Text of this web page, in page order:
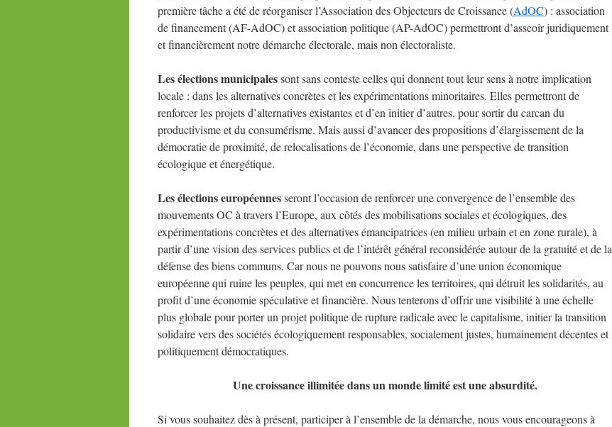
première tâche a été de réorganiser l’Association des Objecteurs de Croissance (AdOC) : association
de financement (AF-AdOC) et association politique (AP-AdOC) permettront d’asseoir juridiquement
et financièrement notre démarche électorale, mais non électoraliste.
Les élections municipalessont sans conteste celles qui donnent tout leur sens à notre implication
locale : dans les alternatives concrètes et les expérimentations minoritaires. Elles permettront de
renforcer les projets d’alternatives existantes et d’en initier d’autres, pour sortir du carcan du
productivisme et du consumérisme. Mais aussi d’avancer des propositions d’élargissement de la
démocratie de proximité, de relocalisations de l’économie, dans une perspective de transition
écologique et énergétique.
Les élections européennesseront l’occasion de renforcer une convergence de l’ensemble des
mouvements OC à travers l’Europe, aux côtés des mobilisations sociales et écologiques, des
expérimentations concrètes et des alternatives émancipatrices (en milieu urbain et en zone rurale), à
partir d’une vision des services publics et de l’intérêt général reconsidérée autour de la gratuité et de la
défense des biens communs. Car nous ne pouvons nous satisfaire d’une union économique
européenne qui ruine les peuples, qui met en concurrence les territoires, qui détruit les solidarités, au
profit d’une économie spéculative et financière. Nous tenterons d’offrir une visibilité à une échelle
plus globale pour porter un projet politique de rupture radicale avec le capitalisme, initier la transition
solidaire vers des sociétés écologiquement responsables, socialement justes, humainement décentes et
politiquement démocratiques.
Une croissance illimitée dans un monde limité est une absurdité.
Si vous souhaitez dès à présent, participer à l’ensemble de la démarche, nous vous encourageons à